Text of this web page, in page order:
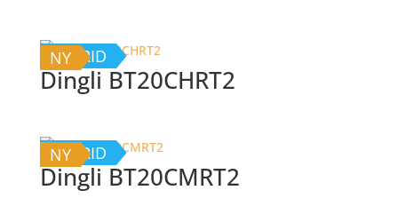
HYBRID
NY
Dingli BT20CHRT2
HYBRID
NY
Dingli BT20CMRT2